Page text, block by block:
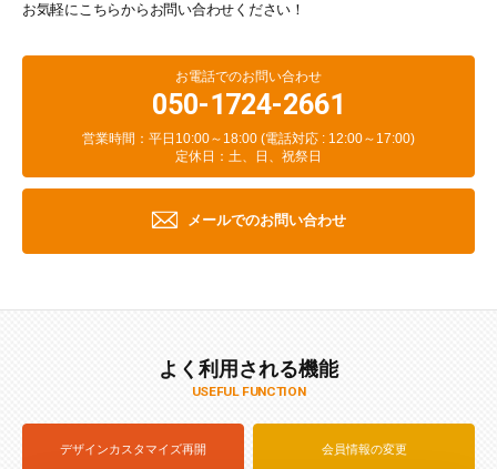
お気軽にこちらからお問い合わせください！
お電話でのお問い合わせ
050-1724-2661
営業時間：平日10:00～18:00 (電話対応 : 12:00～17:00)
定休日：土、日、祝祭日
メールでのお問い合わせ
よく利用される機能
USEFUL FUNCTION
デザインカスタマイズ再開 会員情報の変更